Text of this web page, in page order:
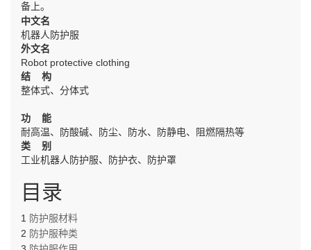
备上。
中文名
机器人防护服
外文名
Robot protective clothing
结 构
整体式、分体式
功 能
耐高温、防酸碱、防尘、防水、防静电、阻燃隔热等
类 别
工业机器人防护服、防护衣、防护罩
目录
1 防护服材料
2 防护服种类